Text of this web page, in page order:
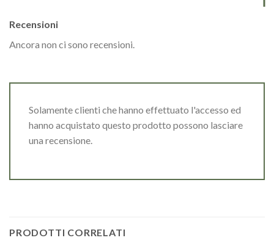
Recensioni
Ancora non ci sono recensioni.
Solamente clienti che hanno effettuato l'accesso ed
hanno acquistato questo prodotto possono lasciare
una recensione.
PRODOTTI CORRELATI